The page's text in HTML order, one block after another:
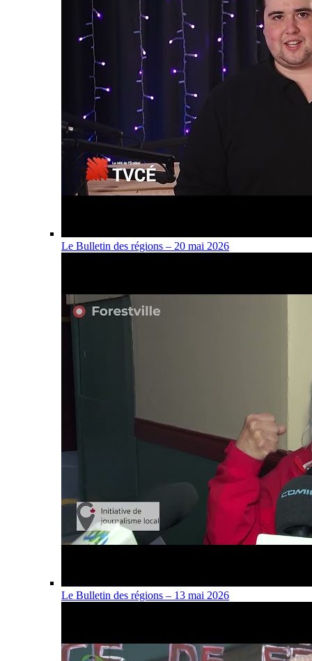
Le Bulletin des régions – 20 mai 2026
Le Bulletin des régions – 13 mai 2026